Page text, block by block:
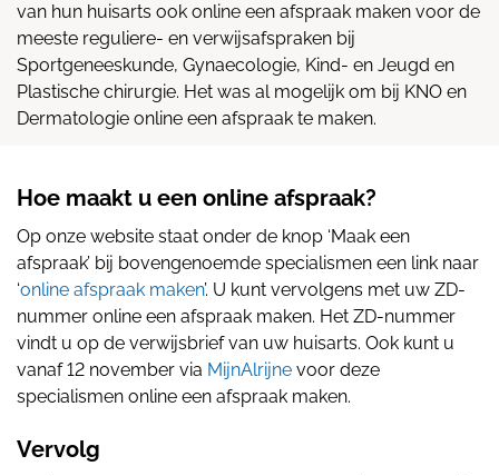
van hun huisarts ook online een afspraak maken voor de
meeste reguliere- en verwijsafspraken bij
Sportgeneeskunde, Gynaecologie, Kind- en Jeugd en
Plastische chirurgie. Het was al mogelijk om bij KNO en
Dermatologie online een afspraak te maken.
Hoe maakt u een online afspraak?
Op onze website staat onder de knop ‘Maak een
afspraak’ bij bovengenoemde specialismen een link naar
‘online afspraak maken’. U kunt vervolgens met uw ZD-
nummer online een afspraak maken. Het ZD-nummer
vindt u op de verwijsbrief van uw huisarts. Ook kunt u
vanaf 12 november via MijnAlrijne voor deze
specialismen online een afspraak maken.
Vervolg